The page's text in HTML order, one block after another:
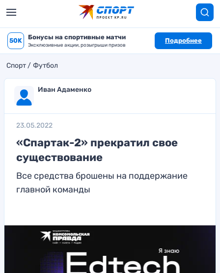
50K Бонусы на спортивные матчи
Эксклюзивные акции, розыгрыши призов
Подробнее
Спорт Футбол
Иван Адаменко
23.05.2022
«Спартак-2» прекратил свое
существование
Все средства брошены на поддержание
главной команды